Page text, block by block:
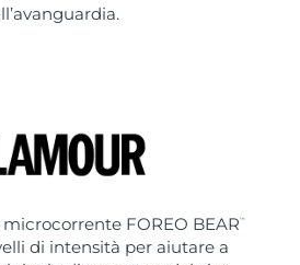
FOREO BEAR ™
di intensità per aiutare a